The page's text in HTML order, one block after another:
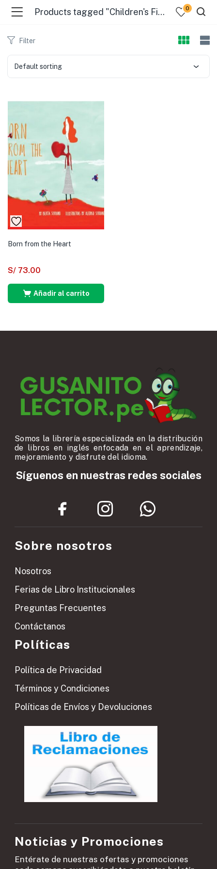
Products tagged "Children's Fiction, Social Themes" 0
Filter
Default sorting
Born from the Heart
S/ 73.00
Añadir al carrito
Somos la librería especializada en la distribución
de libros en inglés enfocada en el aprendizaje,
mejoramiento y disfrute del idioma.
Síguenos en nuestras redes sociales
Sobre nosotros
Nosotros
Ferias de Libro Institucionales
Preguntas Frecuentes
Contáctanos
Políticas
Política de Privacidad
Términos y Condiciones
Políticas de Envíos y Devoluciones
Noticias y Promociones
Entérate de nuestras ofertas y promociones